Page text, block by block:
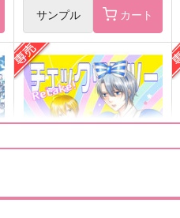
幾度も巡る季節の中で
メメントミント
2,987円（税込）
サンプル カート